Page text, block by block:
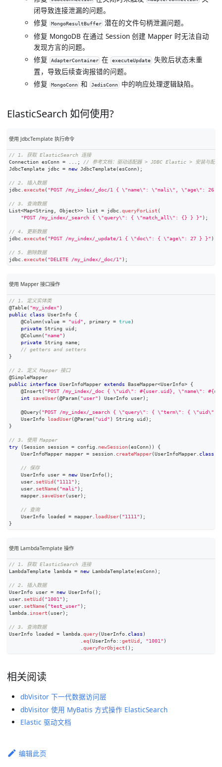
闭导致连接泄漏的问题。
修复
MongoResultBuffer 潜在的文件句柄泄漏问题。
修复 MongoDB 在通过 Session 创建 Mapper 时无法自动
发现方言的问题。
修复
AdapterContainer 在 executeUpdate 失败后状态未重
置，导致后续查询报错的问题。
修复
MongoConn 和 JedisConn 中的响应处理逻辑缺陷。
ElasticSearch 如何使用?
使用 JdbcTemplate 执行命令
// 1. 获取 ElasticSearch 连接
Connection esConn = ;
// 参考文档：驱动适配器 > JDBC Elastic > 安装与配置
JdbcTemplate jdbc = new JdbcTemplate(esConn) ;
// 2. 插入数据
jdbc. execute( "POST /my_index/_doc/1 { \"name\": \"mali\", \"age\": 26
// 3. 查询数据
List<Map<String Object>> list = jdbc. queryForList (
"POST /my_index/_search { \"query\": { \"match_all\": {} } }" ) ;
// 4. 更新数据
jdbc. execute( "POST /my_index/_update/1 { \"doc\": { \"age\": 27 } }" )
// 5. 删除数据
jdbc. execute( "DELETE /my_index/_doc/1" ) ;
使用 Mapper 接口操作
// 1. 定义实体类
@Table( "my_index" )
public
class UserInfo
{
@Column(value = "uid" primary = true)
private String uid ;
@Column( "name" )
private String name;
// getters and setters
}
// 2. 定义 Mapper 接口
@SimpleMapper
public
interface UserInfoMapper extends BaseMapper<UserInfo>
{
@Insert ( "POST /my_index/_doc { \"uid\": #{user.uid}, \"name\":
int
saveUser(@Param( "user" ) UserInfo user) ;
@Query( "POST /my_index/_search { \"query\": { \"term\": {
UserInfo loadUser(@Param( "uid" ) String uid ) ;
}
// 3. 使用 Mapper
try
(Session session = config newSession(esConn) )
{
UserInfoMapper mapper = session. createMapper(UserInfoMapper. class
// 保存
UserInfo user = new UserInfo( ) ;
    user
. setUid ( "1111" ) ;
    user
. setName( "mali" ) ;
    mapper
. saveUser( user) ;
// 查询
UserInfo loaded = mapper. loadUser( "1111" ) ;
}
使用 LambdaTemplate 操作
// 1. 获取 ElasticSearch 连接
LambdaTemplate lambda = new LambdaTemplate(esConn) ;
// 2. 插入数据
UserInfo user = new UserInfo( ) ;
user. setUid ( "1001" ) ;
user. setName( "test_user" ) ;
lambda. insert ( user) ;
// 3. 查询数据
UserInfo loaded = lambda. query(UserInfo. class )
eq(UserInfo::getUid "1001" )
queryForObject ( ) ;
相关阅读
dbVisitor 下一代数据访问层
dbVisitor 使用 MyBatis 方式操作 ElasticSearch
Elastic 驱动文档
编辑此页